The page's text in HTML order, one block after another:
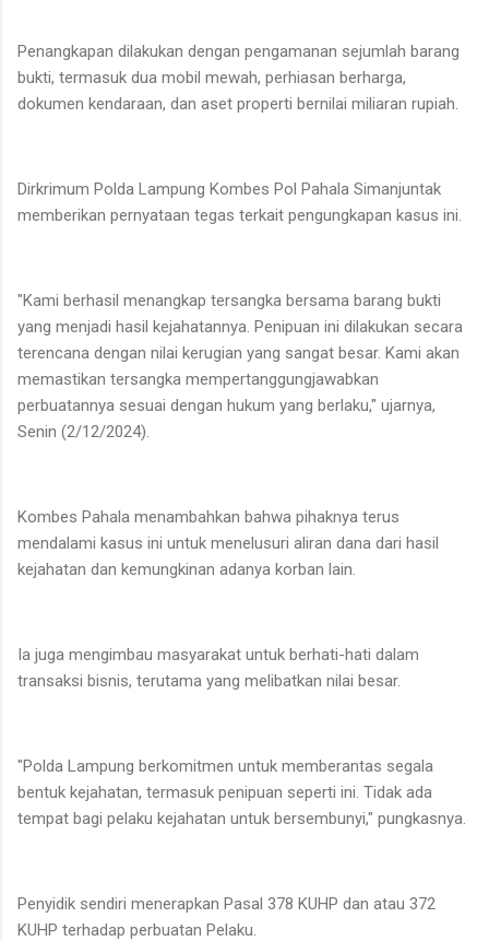
Penangkapan dilakukan dengan pengamanan sejumlah barang
bukti, termasuk dua mobil mewah, perhiasan berharga,
dokumen kendaraan, dan aset properti bernilai miliaran rupiah.
Dirkrimum Polda Lampung Kombes Pol Pahala Simanjuntak
memberikan pernyataan tegas terkait pengungkapan kasus ini.
"Kami berhasil menangkap tersangka bersama barang bukti
yang menjadi hasil kejahatannya. Penipuan ini dilakukan secara
terencana dengan nilai kerugian yang sangat besar. Kami akan
memastikan tersangka mempertanggungjawabkan
perbuatannya sesuai dengan hukum yang berlaku," ujarnya,
Senin (2/12/2024).
Kombes Pahala menambahkan bahwa pihaknya terus
mendalami kasus ini untuk menelusuri aliran dana dari hasil
kejahatan dan kemungkinan adanya korban lain.
Ia juga mengimbau masyarakat untuk berhati-hati dalam
transaksi bisnis, terutama yang melibatkan nilai besar.
"Polda Lampung berkomitmen untuk memberantas segala
bentuk kejahatan, termasuk penipuan seperti ini. Tidak ada
tempat bagi pelaku kejahatan untuk bersembunyi," pungkasnya.
Penyidik sendiri menerapkan Pasal 378 KUHP dan atau 372
KUHP terhadap perbuatan Pelaku.